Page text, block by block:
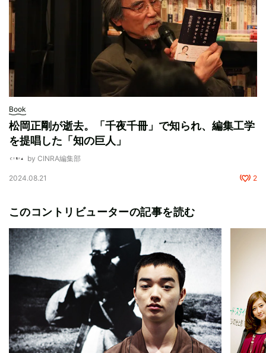
Book
松岡正剛が逝去。「千夜千冊」で知られ、編集工学
を提唱した「知の巨人」
by CINRA編集部
2024.08.21 2
このコントリビューターの記事を読む